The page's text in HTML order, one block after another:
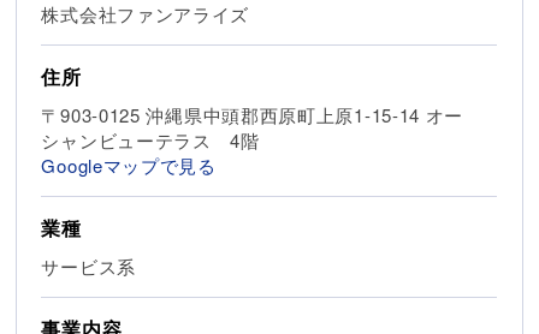
株式会社ファンアライズ
住所
〒903-0125 沖縄県中頭郡西原町上原1-15-14 オー
シャンビューテラス 4階
Googleマップで見る
業種
サービス系